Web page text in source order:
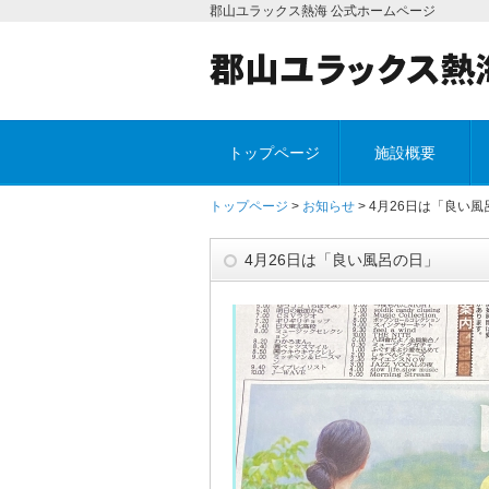
郡山ユラックス熱海 公式ホームページ
トップページ 施設概要
トップページ > お知らせ > 4月26日は「良い風
4月26日は「良い風呂の日」